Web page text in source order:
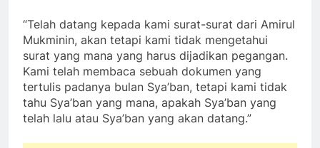
“Telah datang kepada kami surat-surat dari Amirul
Mukminin, akan tetapi kami tidak mengetahui
surat yang mana yang harus dijadikan pegangan.
Kami telah membaca sebuah dokumen yang
tertulis padanya bulan Sya’ban, tetapi kami tidak
tahu Sya’ban yang mana, apakah Sya’ban yang
telah lalu atau Sya’ban yang akan datang.”